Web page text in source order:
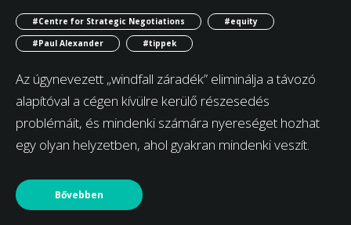
#Centre for Strategic Negotiations
#equity
#Paul Alexander
#tippek
Az úgynevezett „windfall záradék” eliminálja a távozó
alapítóval a cégen kívülre kerülő részesedés
problémáit, és mindenki számára nyereséget hozhat
egy olyan helyzetben, ahol gyakran mindenki veszít.
Bővebben